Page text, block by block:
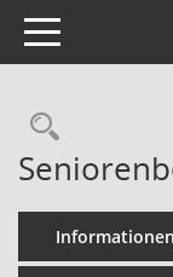
Toggle navigation
Informationen